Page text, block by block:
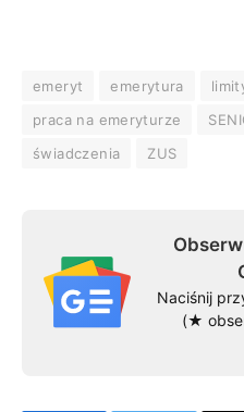
emeryt emerytura
praca na emeryturze
świadczenia
ZUS
Naciśnij
(★